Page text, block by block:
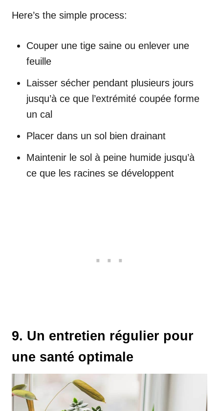
Here’s the simple process:
Couper une tige saine ou enlever une
feuille
Laisser sécher pendant plusieurs jours
jusqu’à ce que l’extrémité coupée forme
un cal
Placer dans un sol bien drainant
Maintenir le sol à peine humide jusqu’à
ce que les racines se développent
9. Un entretien régulier pour
une santé optimale